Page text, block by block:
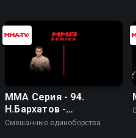
ММА Серия - 94.
Н.Бархатов -
Д.Михайлиди
Смешанные единоборства